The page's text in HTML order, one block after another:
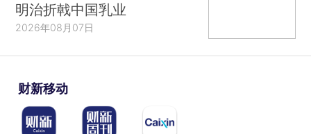
明治折戟中国乳业
2026年08月07日
财新移动